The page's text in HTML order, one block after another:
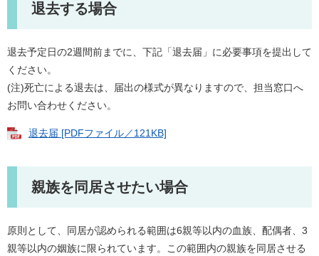
退去する場合
退去予定日の2週間前までに、下記「退去届」に必要事項を提出して
ください。
(注)死亡による退去は、届出の様式が異なりますので、担当窓口へ
お問い合わせください。
退去届 [PDFファイル／121KB]
親族を同居させたい場合
原則として、同居が認められる範囲は6親等以内の血族、配偶者、3
親等以内の姻族に限られています。この範囲内の親族を同居させる